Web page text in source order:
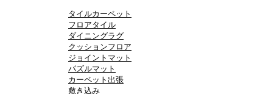
タイルカーペット
フロアタイル
ダイニングラグ
クッションフロア
ジョイントマット
パズルマット
カーペット出張
敷き込み